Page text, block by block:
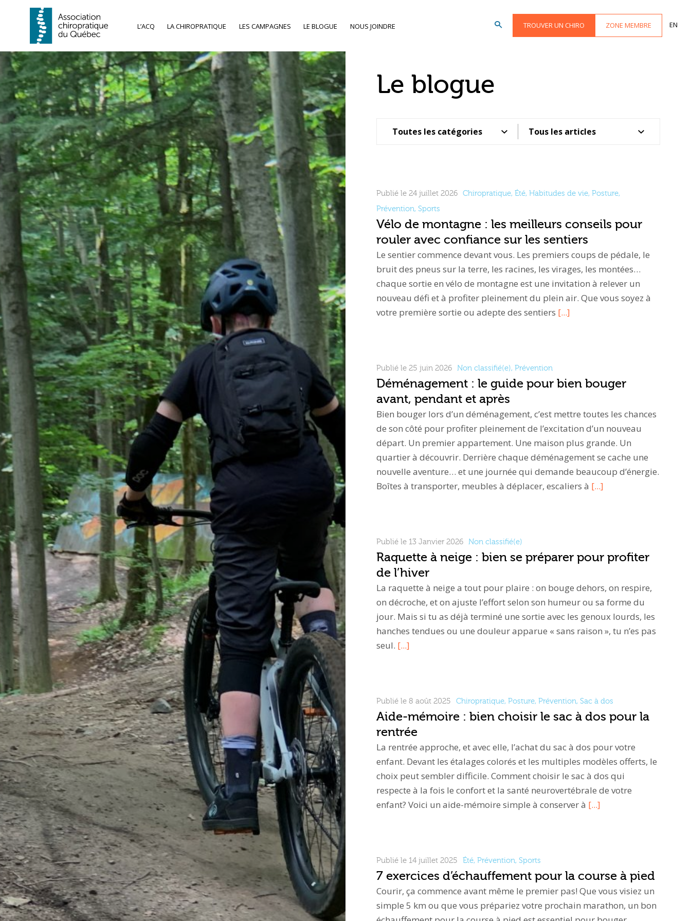
L’ACQ LA CHIROPRATIQUE LES CAMPAGNES LE BLOGUE NOUS JOINDRE TROUVER UN CHIRO ZONE MEMBRE EN
Le blogue
Publié le 24 juillet 2026 Chiropratique, Été, Habitudes de vie, Posture,
Prévention, Sports
Vélo de montagne : les meilleurs conseils pour
rouler avec confiance sur les sentiers
Le sentier commence devant vous. Les premiers coups de pédale, le
bruit des pneus sur la terre, les racines, les virages, les montées…
chaque sortie en vélo de montagne est une invitation à relever un
nouveau défi et à profiter pleinement du plein air. Que vous soyez à
votre première sortie ou adepte des sentiers [...]
Publié le 25 juin 2026 Non classifié(e), Prévention
Déménagement : le guide pour bien bouger
avant, pendant et après
Bien bouger lors d’un déménagement, c’est mettre toutes les chances
de son côté pour profiter pleinement de l’excitation d’un nouveau
départ. Un premier appartement. Une maison plus grande. Un
quartier à découvrir. Derrière chaque déménagement se cache une
nouvelle aventure… et une journée qui demande beaucoup d’énergie.
Boîtes à transporter, meubles à déplacer, escaliers à [...]
Publié le 13 Janvier 2026 Non classifié(e)
Raquette à neige : bien se préparer pour profiter
de l’hiver
La raquette à neige a tout pour plaire : on bouge dehors, on respire,
on décroche, et on ajuste l’effort selon son humeur ou sa forme du
jour. Mais si tu as déjà terminé une sortie avec les genoux lourds, les
hanches tendues ou une douleur apparue « sans raison », tu n’es pas
seul. [...]
Publié le 8 août 2025 Chiropratique, Posture, Prévention, Sac à dos
Aide-mémoire : bien choisir le sac à dos pour la
rentrée
La rentrée approche, et avec elle, l’achat du sac à dos pour votre
enfant. Devant les étalages colorés et les multiples modèles offerts, le
choix peut sembler difficile. Comment choisir le sac à dos qui
respecte à la fois le confort et la santé neurovertébrale de votre
enfant? Voici un aide-mémoire simple à conserver à [...]
Publié le 14 juillet 2025 Été, Prévention, Sports
7 exercices d’échauffement pour la course à pied
Courir, ça commence avant même le premier pas! Que vous visiez un
simple 5 km ou que vous prépariez votre prochain marathon, un bon